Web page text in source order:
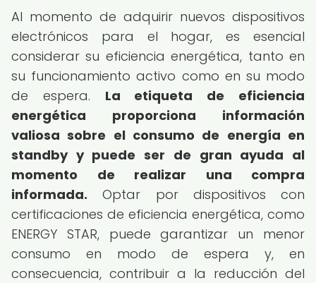
Al momento de adquirir nuevos dispositivos
electrónicos para el hogar, es esencial
considerar su eficiencia energética, tanto en
su funcionamiento activo como en su modo
de espera. La etiqueta de eficiencia
energética proporciona información
valiosa sobre el consumo de energía en
standby y puede ser de gran ayuda al
momento de realizar una compra
informada. Optar por dispositivos con
certificaciones de eficiencia energética, como
ENERGY STAR, puede garantizar un menor
consumo en modo de espera y, en
consecuencia, contribuir a la reducción del